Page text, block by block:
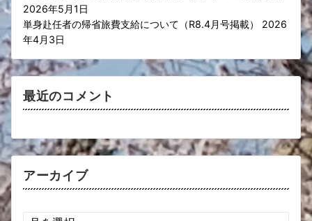
2026年5月1日
単身赴任者の帰省旅費支給について（R8.4月号掲載）
2026
年4月3日
最近のコメント
アーカイブ
ア